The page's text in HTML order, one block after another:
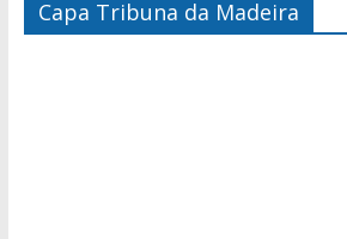
Capa Tribuna da Madeira